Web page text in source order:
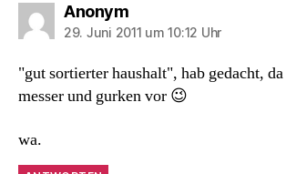
Anonymsagt:
29. Juni 2011 um 10:12 Uhr
"gut sortierter haushalt", hab gedacht,
messer und gurken vor 😉
wa.